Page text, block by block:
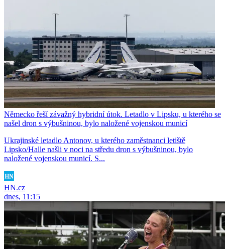
Německo řeší závažný hybridní útok. Letadlo v Lipsku, u kterého se
našel dron s výbušninou, bylo naložené vojenskou municí
Ukrajinské letadlo Antonov, u kterého zaměstnanci letiště
Lipsko/Halle našli v noci na středu dron s výbušninou, bylo
naložené vojenskou municí. S...
HN.cz
dnes, 11:15